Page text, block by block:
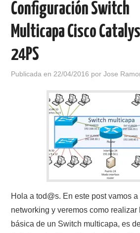
Configuración Switch
Multicapa Cisco
24PS
Publicada en 22/04/2016 porJose
Hola a tod@s. En este post vamos
networking y veremos como realizar
básica de un Switch multicapa, es